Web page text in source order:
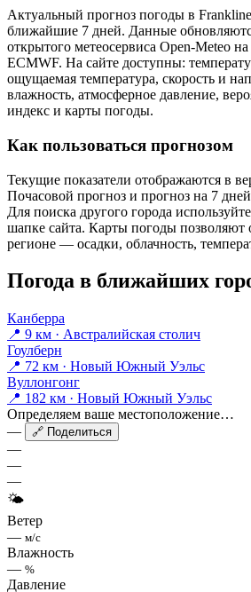
Актуальный прогноз погоды в Franklinе
ближайшие 7 дней. Данные
открытого метеосервиса Open-Meteo
ECMWF. На сайте доступны:
ощущаемая температура, скорость и
влажность, атмосферное давление,
индекс и карты погоды.
Как пользоваться прогнозом
Текущие показатели отображаются в
Почасовой прогноз и прогноз на 7
Для поиска другого города
шапке сайта. Карты погоды позволяют
регионе — осадки, облачность,
Погода в ближайших
Канберра
📍 9 км · Австралийская столич
Гоулберн
📍 72 км · Новый Южный Уэльс
Вуллонгонг
📍 182 км · Новый Южный Уэльс
Определяем ваше местоположение…
—
🔗 Поделиться
—
—
—
🌤
Ветер
— м/с
Влажность
— %
Давление